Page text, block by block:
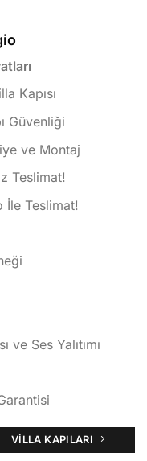
Kapısı
Güvenliği
ve Montaj
Teslimat!
İle Teslimat!
ve Ses Yalıtımı
VILLA KAPILARI